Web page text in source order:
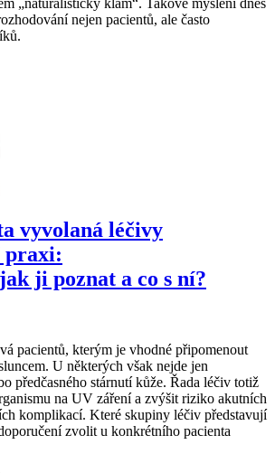
„naturalistický klam“. Takové myšlení dnes
nejen pacientů, ale často
vyvolaná léčivy
praxi:
ji poznat a co s ní?
pacientů, kterým je vhodné připomenout
U některých však nejde jen
předčasného stárnutí kůže. Řada léčiv totiž
na UV záření a zvýšit riziko akutních
komplikací. Které skupiny léčiv představují
zvolit u konkrétního pacienta